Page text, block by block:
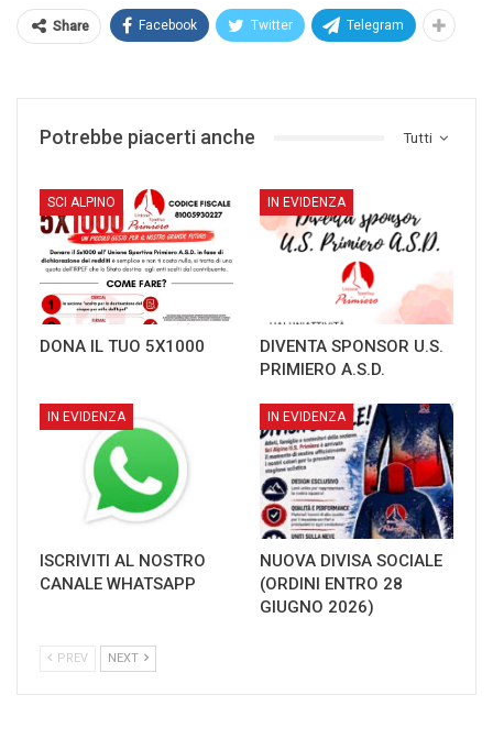
Share Facebook Twitter Telegram
Tutti
Potrebbe piacerti anche
SCI ALPINO
DONA IL TUO 5X1000
IN EVIDENZA
DIVENTA SPONSOR U.S.
PRIMIERO A.S.D.
IN EVIDENZA
ISCRIVITI AL NOSTRO
CANALE WHATSAPP
IN EVIDENZA
NUOVA DIVISA SOCIALE
(ORDINI ENTRO 28
GIUGNO 2026)
PREV NEXT